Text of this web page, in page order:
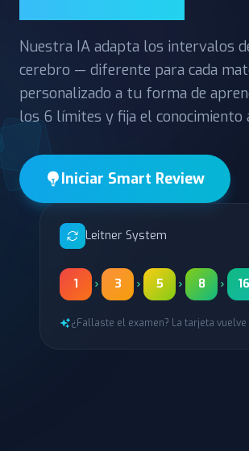
Nuestra IA adapta los intervalos
cerebro — diferente para cada
personalizado a tu forma de
los 6 límites y fija el conocimiento
Iniciar Smart Review
Leitner System
1 3 5 8 16
¿Fallaste el examen? La tarjeta vuelve